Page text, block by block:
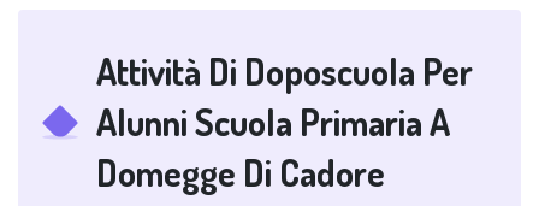
Attività Di Doposcuola Per
Alunni Scuola Primaria A
Domegge Di Cadore